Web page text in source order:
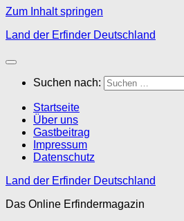
Zum Inhalt springen
Land der Erfinder Deutschland
Suchen nach:
Startseite
Über uns
Gastbeitrag
Impressum
Datenschutz
Land der Erfinder Deutschland
Das Online Erfindermagazin